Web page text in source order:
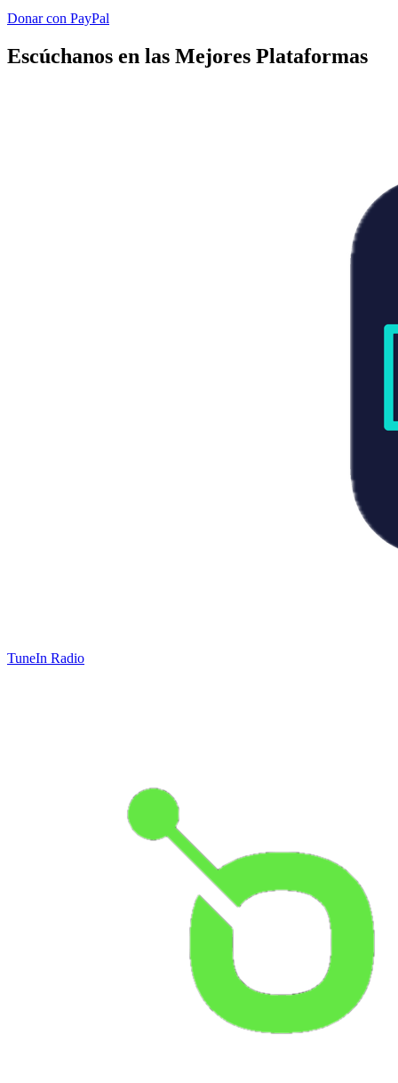
Donar con PayPal
Escúchanos en las Mejores Plataformas
TuneIn Radio